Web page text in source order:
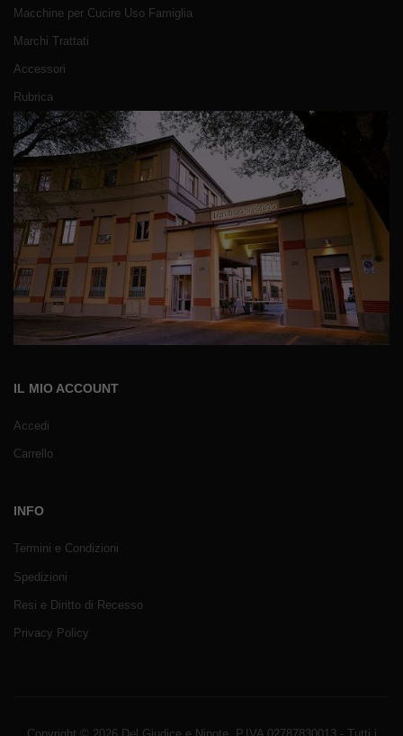
Macchine per Cucire Uso Famiglia
Marchi Trattati
Accessori
Rubrica
IL MIO ACCOUNT
Accedi
Carrello
INFO
Termini e Condizioni
Spedizioni
Resi e Diritto di Recesso
Privacy Policy